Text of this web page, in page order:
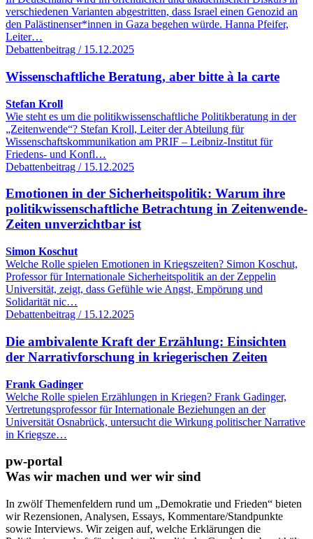
verschiedenen Varianten abgestritten, dass Israel einen Genozid an
den Palästinenser*innen in Gaza begehen würde. Hanna Pfeifer,
Leiter…
Debattenbeitrag / 15.12.2025
Wissenschaftliche Beratung, aber bitte à la carte
Stefan Kroll
Wie steht es um die politikwissenschaftliche Politikberatung in der
„Zeitenwende“? Stefan Kroll, Leiter der Abteilung für
Wissenschaftskommunikation am PRIF – Leibniz-Institut für
Friedens- und Konfl…
Debattenbeitrag / 15.12.2025
Emotionen in der Sicherheitspolitik: Warum ihre
politikwissenschaftliche Betrachtung in Zeitenwende-
Zeiten unverzichtbar ist
Simon Koschut
Welche Rolle spielen Emotionen in Kriegszeiten? Simon Koschut,
Professor für Internationale Sicherheitspolitik an der Zeppelin
Universität, zeigt, dass Gefühle wie Angst, Empörung und
Solidarität nic…
Debattenbeitrag / 15.12.2025
Die ambivalente Kraft der Erzählung: Einsichten
der Narrativforschung in kriegerischen Zeiten
Frank Gadinger
Welche Rolle spielen Erzählungen in Kriegen? Frank Gadinger,
Vertretungsprofessor für Internationale Beziehungen an der
Universität Osnabrück, untersucht die Wirkung politischer Narrative
in Kriegsze…
pw-portal
Was wir machen und wer wir sind
In zwölf Themenfeldern rund um „Demokratie und Frieden“ bieten
wir Rezensionen, Analysen, Essays, Kommentare/Standpunkte
sowie Interviews. Wir zeigen auf, welche Erklärungen die